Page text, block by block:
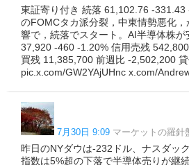
東証寄り付き 続落 61,102.76 -
のFOMCタカ派分裂，中東情勢悪化
響で，続落でスタート。AI半導体株
37,920 -460 -1.20% 信用売残
買残 11,385,700 前週比 -2,502,200
pic.x.com/GW2YAjUHnc x.com/
7月30日 9:09 マーケットの羅針
昨日のNYダウは-232ドル、ナスダッ
指数は5%超の下落で半導体売りが継